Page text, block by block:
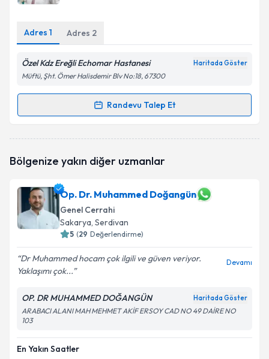
Metni'ni okudum ve kişisel verilerimin belirtilen
kapsamda işlenmesini kabul ediyorum.
Takvim Talebini Gönder
Adres 1 Adres 2
Özel Kdz Ereğli Echomar Hastanesi Haritada Göster
Müftü, Şht. Ömer Halisdemir Blv No:18, 67300
Randevu Talep Et
Randevu Takvimi Talebi
oluşturun. Size bu uzmandan randevu almanız için bir
E-posta Adresiniz
Kişisel verilerimin işlenmesine ilişkinAydınlatma
Metni
Bölgenize yakın diğer uzmanlar
Op. Dr. Muhammed Doğangün
Genel Cerrahi
Sakarya, Serdivan
5 (29 Değerlendirme)
Dr Muhammed hocam çok ilgili ve güven veriyor.
Yaklaşımı çok...
Devamı
OP. DR MUHAMMED DOĞANGÜN Haritada Göster
ARABACI ALANI MAH MEHMET AKİF ERSOY CAD NO 49 DAİRE NO
103
En Yakın Saatler